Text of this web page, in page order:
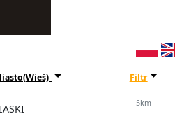
Filtr
5km